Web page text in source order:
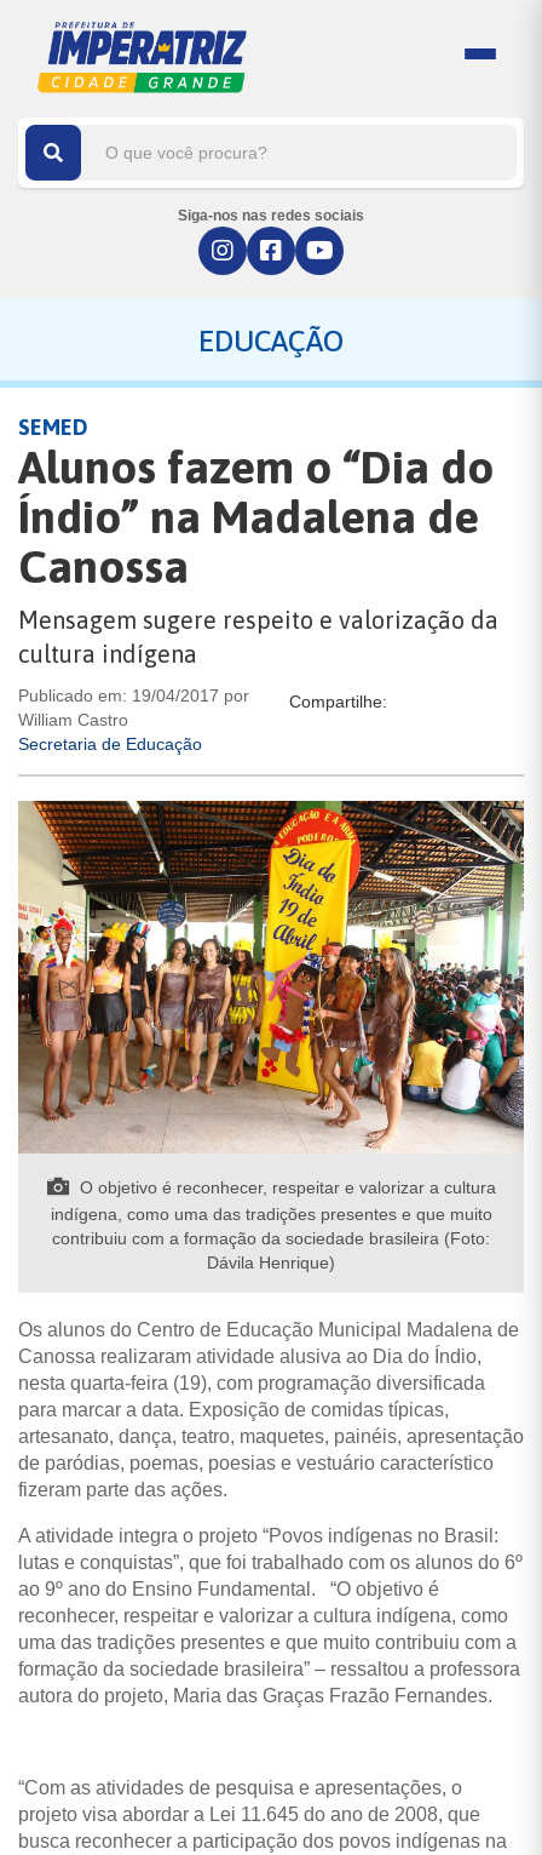
Siga-nos nas redes sociais
EDUCAÇÃO
SEMED
Alunos fazem o “Dia do
Índio” na Madalena de
Canossa
Mensagem sugere respeito e valorização da
cultura indígena
Publicado em: 19/04/2017 por
William Castro
Secretaria de Educação
Compartilhe:
O objetivo é reconhecer, respeitar e valorizar a cultura
indígena, como uma das tradições presentes e que muito
contribuiu com a formação da sociedade brasileira (Foto:
Dávila Henrique)
Os alunos do Centro de Educação Municipal Madalena de
Canossa realizaram atividade alusiva ao Dia do Índio,
nesta quarta-feira (19), com programação diversificada
para marcar a data. Exposição de comidas típicas,
artesanato, dança, teatro, maquetes, painéis, apresentação
de paródias, poemas, poesias e vestuário característico
fizeram parte das ações.
A atividade integra o projeto “Povos indígenas no Brasil:
lutas e conquistas”, que foi trabalhado com os alunos do 6º
ao 9º ano do Ensino Fundamental. “O objetivo é
reconhecer, respeitar e valorizar a cultura indígena, como
uma das tradições presentes e que muito contribuiu com a
formação da sociedade brasileira” – ressaltou a professora
autora do projeto, Maria das Graças Frazão Fernandes.
“Com as atividades de pesquisa e apresentações, o
projeto visa abordar a Lei 11.645 do ano de 2008, que
busca reconhecer a participação dos povos indígenas na